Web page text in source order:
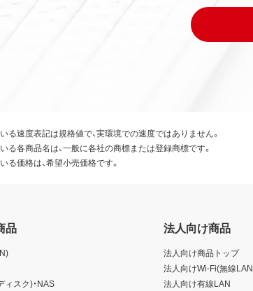
る速度表記は規格値で、実環境での速度ではありません。
る各商品名は、一般に各社の商標または登録商標です。
る価格は、希望小売価格です。
品
スク)・NAS
法人向け商品
法人向け商品トップ
法人向けWi-Fi(無線
法人向け有線LAN